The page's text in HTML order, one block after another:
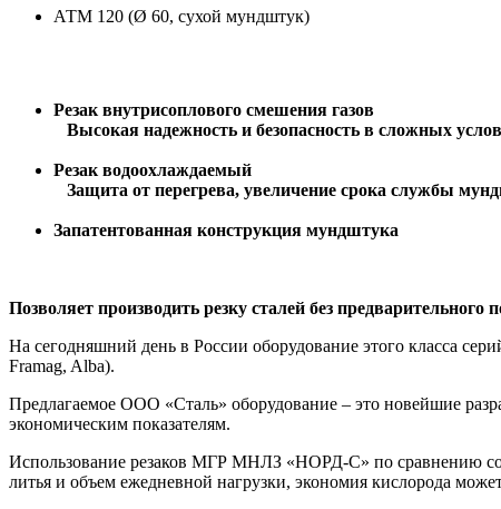
АТМ 120 (Ø 60, сухой мундштук)
Резак внутрисоплового смешения газов
Высокая надежность и безопасность в сложных
Резак водоохлаждаемый
Защита от перегрева, увеличение срока службы
Запатентованная конструкция мундштука
Позволяет производить резку сталей без
На сегодняшний день в России оборудование этого класса
Framag, Alba).
Предлагаемое ООО «Сталь» оборудование – это новейшие
экономическим показателям.
Использование резаков МГР МНЛЗ «НОРД-С» по сравнению со
литья и объем ежедневной нагрузки, экономия кислорода